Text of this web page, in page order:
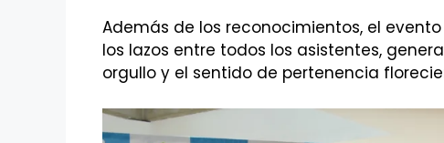
Además de los reconocimientos, el
los lazos entre todos los asistentes,
orgullo y el sentido de pertenencia